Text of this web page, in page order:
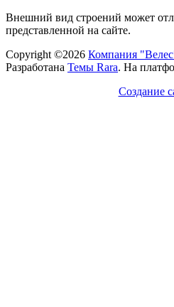
Внешний вид строений может
представленной на сайте.
Copyright ©2026 Компания
Разработана Темы Rara. На
Создание